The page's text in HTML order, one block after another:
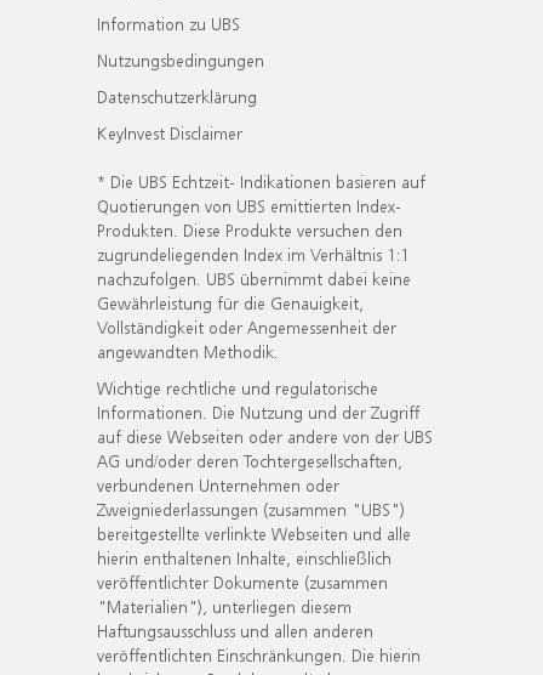
Information zu UBS
Nutzungsbedingungen
Datenschutzerklärung
KeyInvest Disclaimer
* Die UBS Echtzeit- Indikationen basieren auf
Quotierungen von UBS emittierten Index-
Produkten. Diese Produkte versuchen den
zugrundeliegenden Index im Verhältnis 1:1
nachzufolgen. UBS übernimmt dabei keine
Gewährleistung für die Genauigkeit,
Vollständigkeit oder Angemessenheit der
angewandten Methodik.
Wichtige rechtliche und regulatorische
Informationen. Die Nutzung und der Zugriff
auf diese Webseiten oder andere von der UBS
AG und/oder deren Tochtergesellschaften,
verbundenen Unternehmen oder
Zweigniederlassungen (zusammen "UBS")
bereitgestellte verlinkte Webseiten und alle
hierin enthaltenen Inhalte, einschließlich
veröffentlichter Dokumente (zusammen
"Materialien"), unterliegen diesem
Haftungsausschluss und allen anderen
veröffentlichten Einschränkungen. Die hierin